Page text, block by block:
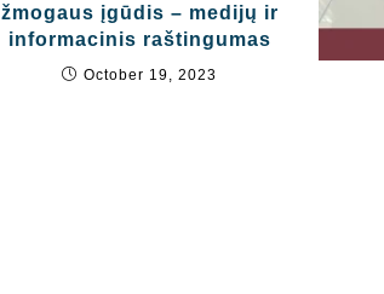
žmogaus įgūdis – medijų ir
informacinis raštingumas
October 19, 2023